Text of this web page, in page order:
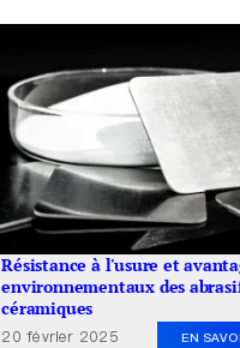
Résistance à l'usure et
environnementaux des
céramiques
20 février 2025 EN